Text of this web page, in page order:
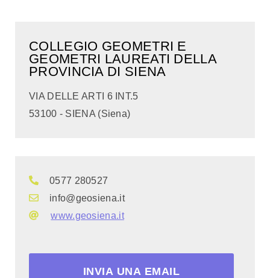
COLLEGIO GEOMETRI E
GEOMETRI LAUREATI DELLA
PROVINCIA DI SIENA
VIA DELLE ARTI 6 INT.5
53100 - SIENA (Siena)
0577 280527
info@geosiena.it
www.geosiena.it
INVIA UNA EMAIL